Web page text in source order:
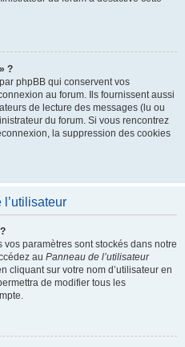
?
phpBB qui conservent vos
au forum. Ils fournissent aussi
de lecture des messages (lu ou
du forum. Si vous rencontrez
la suppression des cookies
l’utilisateur
paramètres sont stockés dans notre
au Panneau de l’utilisateur
cliquant sur votre nom d’utilisateur en
de modifier tous les